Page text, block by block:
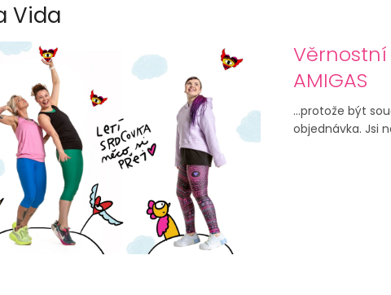
Vida
Věrnostní
AMIGAS
…protože být
objednávka. Jsi